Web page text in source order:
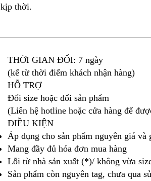
kịp thời.
THỜI GIAN ĐỔI: 7 ngày
(kể từ thời điểm khách nhận hàng)
HỖ TRỢ
Đổi size hoặc đổi sản phẩm
(Liên hệ hotline hoặc cửa hàng để
ĐIỀU KIỆN
Áp dụng cho sản phẩm nguyên giá và
Mang đầy đủ hóa đơn mua hàng
Lỗi từ nhà sản xuất (*)/ không vừa
Sản phẩm còn nguyên tag, chưa qua